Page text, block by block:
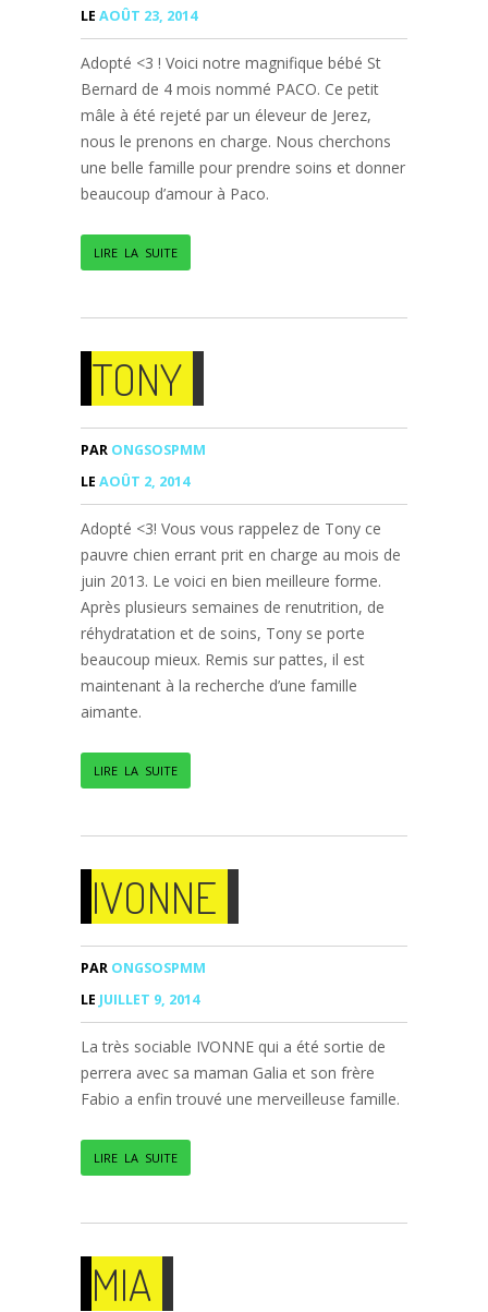
LE AOÛT 23, 2014
Adopté <3 ! Voici notre magnifique bébé St
Bernard de 4 mois nommé PACO. Ce petit
mâle à été rejeté par un éleveur de Jerez,
nous le prenons en charge. Nous cherchons
une belle famille pour prendre soins et donner
beaucoup d’amour à Paco.
LIRE LA SUITE
TONY
PAR ONGSOSPMM
LE AOÛT 2, 2014
Adopté <3! Vous vous rappelez de Tony ce
pauvre chien errant prit en charge au mois de
juin 2013. Le voici en bien meilleure forme.
Après plusieurs semaines de renutrition, de
réhydratation et de soins, Tony se porte
beaucoup mieux. Remis sur pattes, il est
maintenant à la recherche d’une famille
aimante.
LIRE LA SUITE
IVONNE
PAR ONGSOSPMM
LE JUILLET 9, 2014
La très sociable IVONNE qui a été sortie de
perrera avec sa maman Galia et son frère
Fabio a enfin trouvé une merveilleuse famille.
LIRE LA SUITE
MIA